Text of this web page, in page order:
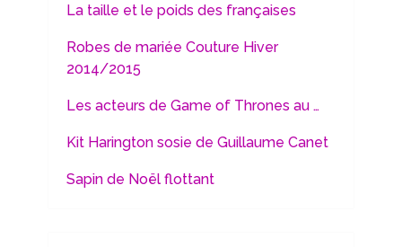
La taille et le poids des françaises
Robes de mariée Couture Hiver
2014/2015
Les acteurs de Game of Thrones au …
Kit Harington sosie de Guillaume Canet
Sapin de Noël flottant